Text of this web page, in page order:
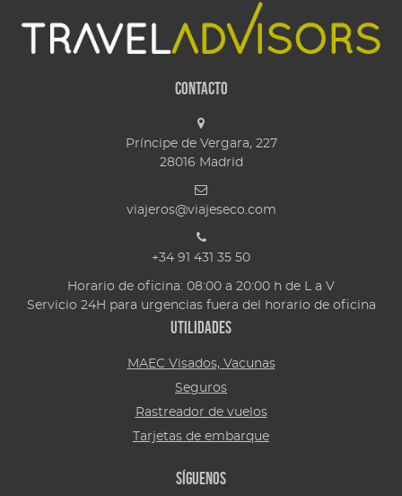
Contacto
Príncipe de Vergara, 227
28016 Madrid
viajeros@viajeseco.com
+34 91 431 35 50
Horario de oficina: 08:00 a 20:00 h de L a V
Servicio 24H para urgencias fuera del horario de oficina
Utilidades
MAEC Visados, Vacunas
Seguros
Rastreador de vuelos
Tarjetas de embarque
Síguenos